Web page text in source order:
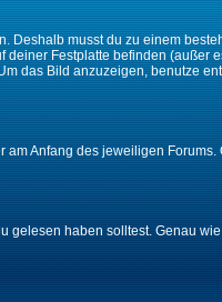
Deshalb musst du zu einem
Festplatte befinden (außer
das Bild anzuzeigen, benutze
Anfang des jeweiligen
haben solltest. Genau